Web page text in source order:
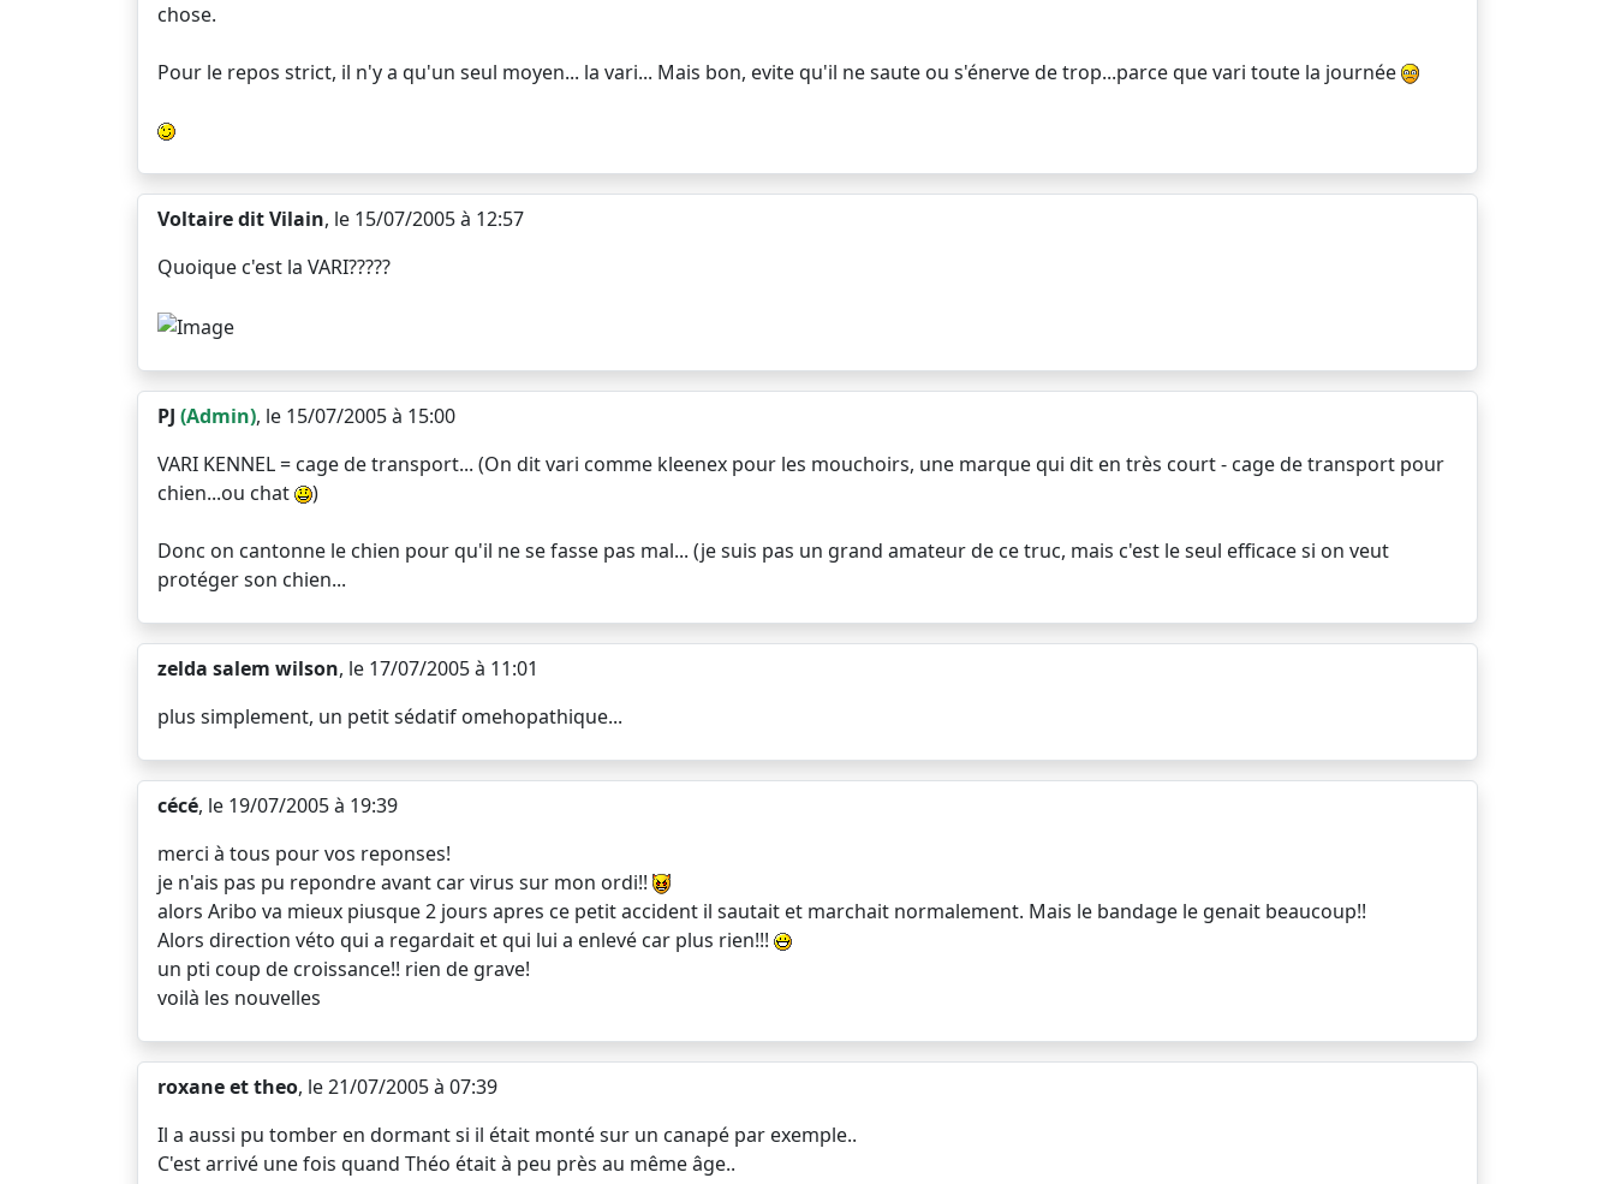
chose.
Pour le repos strict, il n'y a qu'un seul moyen... la vari... Mais bon, evite qu'il ne saute ou s'énerve de trop...parce que vari toute la journée
Voltaire dit Vilain, le 15/07/2005 à 12:57
Quoique c'est la VARI?????
PJ (Admin), le 15/07/2005 à 15:00
VARI KENNEL = cage de transport... (On dit vari comme kleenex pour les mouchoirs, une marque qui dit en très court - cage de transport pour
chien...ou chat
)
Donc on cantonne le chien pour qu'il ne se fasse pas mal... (je suis pas un grand amateur de ce truc, mais c'est le seul efficace si on veut
protéger son chien...
zelda salem wilson, le 17/07/2005 à 11:01
plus simplement, un petit sédatif omehopathique...
cécé, le 19/07/2005 à 19:39
merci à tous pour vos reponses!
je n'ais pas pu repondre avant car virus sur mon ordi!!
alors Aribo va mieux piusque 2 jours apres ce petit accident il sautait et marchait normalement. Mais le bandage le genait beaucoup!!
Alors direction véto qui a regardait et qui lui a enlevé car plus rien!!!
un pti coup de croissance!! rien de grave!
voilà les nouvelles
roxane et theo, le 21/07/2005 à 07:39
Il a aussi pu tomber en dormant si il était monté sur un canapé par exemple..
C'est arrivé une fois quand Théo était à peu près au même âge..